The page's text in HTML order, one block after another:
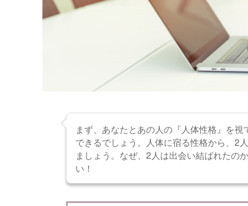
まず、あなたとあの人の『人体性格』を
できるでしょう。人体に宿る性格から、2
ましょう。なぜ、2人は出会い結ばれた
い！